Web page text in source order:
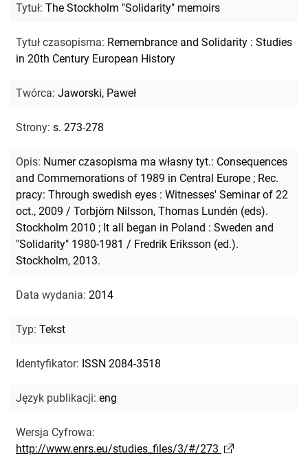
Tytuł: The Stockholm "Solidarity" memoirs
Tytuł czasopisma: Remembrance and Solidarity : Studies
in 20th Century European History
Twórca: Jaworski, Paweł
Strony: s. 273-278
Opis: Numer czasopisma ma własny tyt.: Consequences
and Commemorations of 1989 in Central Europe ; Rec.
pracy: Through swedish eyes : Witnesses' Seminar of 22
oct., 2009 / Torbjörn Nilsson, Thomas Lundén (eds).
Stockholm 2010 ; It all began in Poland : Sweden and
"Solidarity" 1980-1981 / Fredrik Eriksson (ed.).
Stockholm, 2013.
Data wydania: 2014
Typ: Tekst
Identyfikator: ISSN 2084-3518
Język publikacji: eng
Wersja Cyfrowa:
http://www.enrs.eu/studies_files/3/#/273